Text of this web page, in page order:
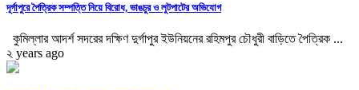
দূর্গাপুরে পৈত্রিক সম্পত্তি নিয়ে বিরোধ, ভাঙচুর ও লুটপাটের অভিযোগ
কুমিল্লার আদর্শ সদরের দক্ষিণ দুর্গাপুর ইউনিয়নের রহিমপুর চৌধুরী বাড়িতে পৈত্রিক ...
২ years ago